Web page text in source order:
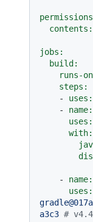
contents:
jobs:
build:
runs-
steps:
-
uses:
-
name:
uses:
with:
- name:
uses:
a3c3 #